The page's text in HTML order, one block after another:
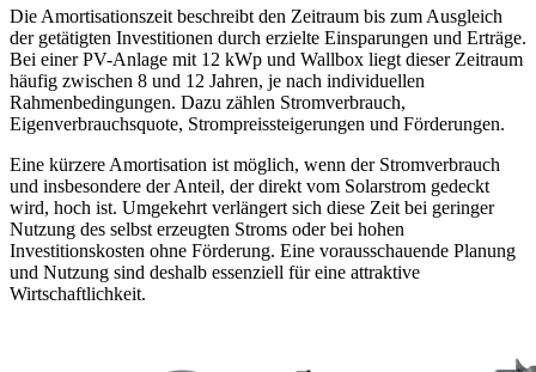
Die Amortisationszeit beschreibt den Zeitraum bis zum Ausgleich
der getätigten Investitionen durch erzielte Einsparungen und Erträge.
Bei einer PV-Anlage mit 12 kWp und Wallbox liegt dieser Zeitraum
häufig zwischen 8 und 12 Jahren, je nach individuellen
Rahmenbedingungen. Dazu zählen Stromverbrauch,
Eigenverbrauchsquote, Strompreissteigerungen und Förderungen.
Eine kürzere Amortisation ist möglich, wenn der Stromverbrauch
und insbesondere der Anteil, der direkt vom Solarstrom gedeckt
wird, hoch ist. Umgekehrt verlängert sich diese Zeit bei geringer
Nutzung des selbst erzeugten Stroms oder bei hohen
Investitionskosten ohne Förderung. Eine vorausschauende Planung
und Nutzung sind deshalb essenziell für eine attraktive
Wirtschaftlichkeit.